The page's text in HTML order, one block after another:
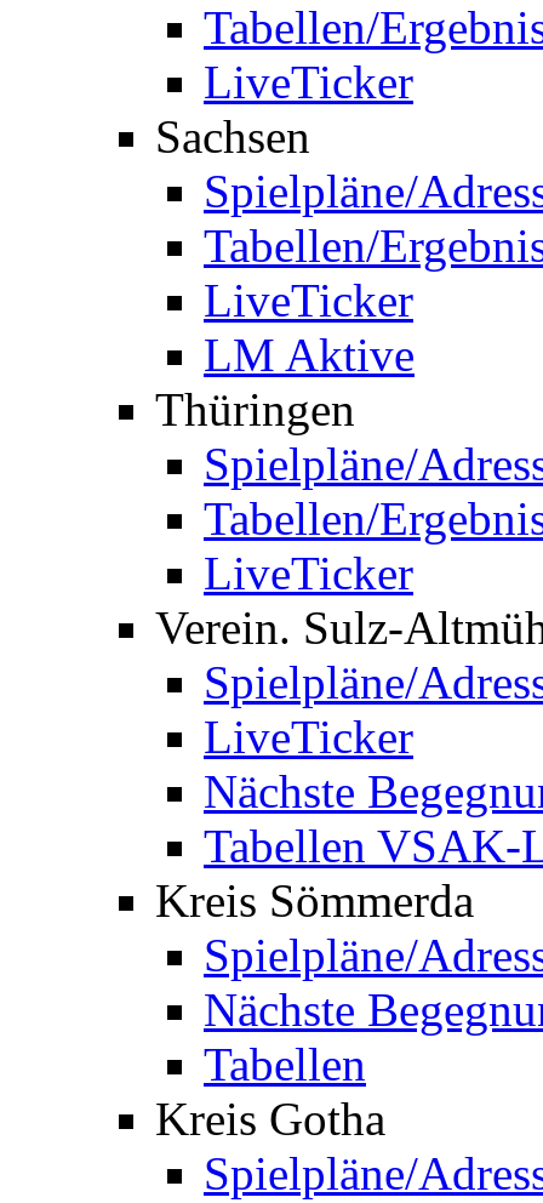
Tabellen/
LiveTicker
Sachsen
Spielpläne/
Tabellen/
LiveTicker
LM Aktive
Thüringen
Spielpläne/
Tabellen/
LiveTicker
Verein. Sulz-
Spielpläne/
LiveTicker
Nächste
Tabellen VSAK-
Kreis Sömmerda
Spielpläne/
Nächste
Tabellen
Kreis Gotha
Spielpläne/